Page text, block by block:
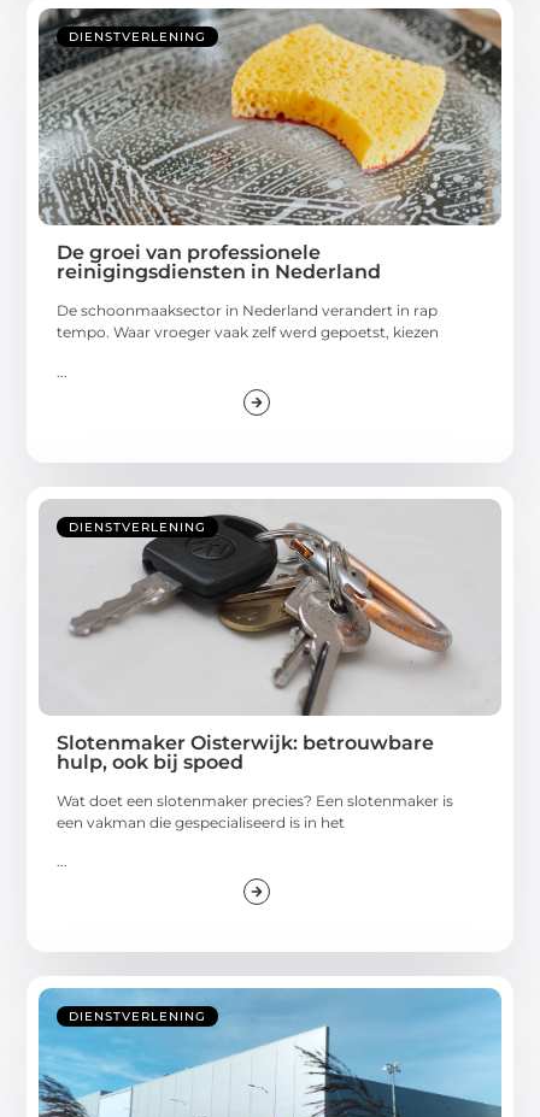
DIENSTVERLENING
De groei van professionele
reinigingsdiensten in Nederland
De schoonmaaksector in Nederland verandert in rap
tempo. Waar vroeger vaak zelf werd gepoetst, kiezen
DIENSTVERLENING
Slotenmaker Oisterwijk: betrouwbare
hulp, ook bij spoed
Wat doet een slotenmaker precies? Een slotenmaker is
een vakman die gespecialiseerd is in het
...
DIENSTVERLENING